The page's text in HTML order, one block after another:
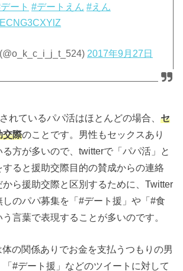
ート #デートえん #えん
2017年9月27日
れているパパ活はほとんどの場合、セ
交際のことです。男性もセックスあり
方が多いので、twitterで「パパ活」と
ると援助交際目的の賛成からの連絡
ら援助交際と区別するために、Twitter
のパパ募集を「#デート援」や「#食
言葉で表現することが多いのです。
体の関係ありでお金を支払うつもりの男
#デート援」などのツイートに対して